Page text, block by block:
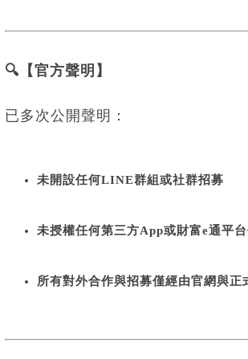
🔍【官方聲明】
已多次公開聲明：
未開設任何LINE群組或社群招募
未授權任何第三方App或財富e通平
所有對外合作與招募僅經由官網與正